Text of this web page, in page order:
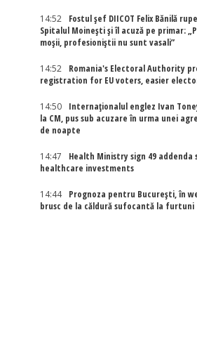
14:52
Fostul șef DIICOT Felix Bănilă
Spitalul Moinești și îl acuză pe primar:
moșii, profesioniștii nu sunt vasali”
14:52
Romania's Electoral Authority
registration for EU voters, easier
14:50
Internaţionalul englez Ivan
la CM, pus sub acuzare în urma unei
de noapte
14:47
Health Ministry sign 49
healthcare investments
14:44
Prognoza pentru București, în
brusc de la căldură sufocantă la furtuni